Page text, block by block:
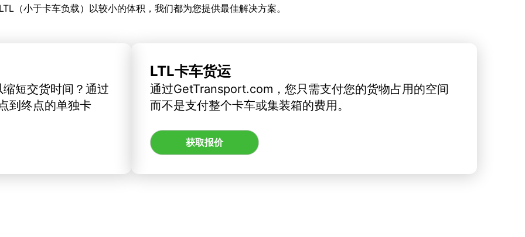
（小于卡车负载）以较小的体积，我们都为您提供最佳解决方案。
短交货时间？通过
到终点的单独卡
LTL卡车货运
通过GetTransport.com，您只需支付您的货物占用的空间
而不是支付整个卡车或集装箱的费用。
获取报价